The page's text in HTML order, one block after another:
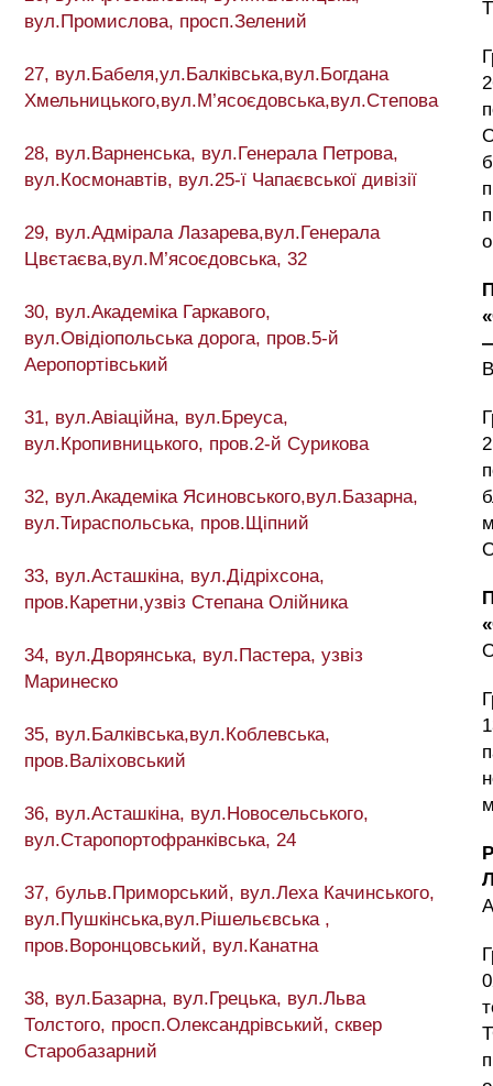
вул.Промислова, просп.Зелений
27, вул.Бабеля,ул.Балківська,вул.Богдана
Хмельницького,вул.М’ясоєдовська,вул.Степова
28, вул.Варненська, вул.Генерала Петрова,
вул.Космонавтів, вул.25-ї Чапаєвської дивізії
29, вул.Адмірала Лазарева,вул.Генерала
Цвєтаєва,вул.М’ясоєдовська, 32
30, вул.Академіка Гаркавого,
вул.Овідіопольська дорога, пров.5-й
Аеропортівський
31, вул.Авіаційна, вул.Бреуса,
вул.Кропивницького, пров.2-й Сурикова
32, вул.Академіка Ясиновського,вул.Базарна,
вул.Тираспольська, пров.Щіпний
33, вул.Асташкіна, вул.Дідріхсона,
пров.Каретни,узвіз Степана Олійника
34, вул.Дворянська, вул.Пастера, узвіз
Маринеско
35, вул.Балківська,вул.Коблевська,
пров.Валіховський
36, вул.Асташкіна, вул.Новосельського,
вул.Старопортофранківська, 24
37, бульв.Приморський, вул.Леха Качинського,
вул.Пушкінська,вул.Рішельєвська ,
пров.Воронцовський, вул.Канатна
38, вул.Базарна, вул.Грецька, вул.Льва
Толстого, просп.Олександрівський, сквер
Старобазарний